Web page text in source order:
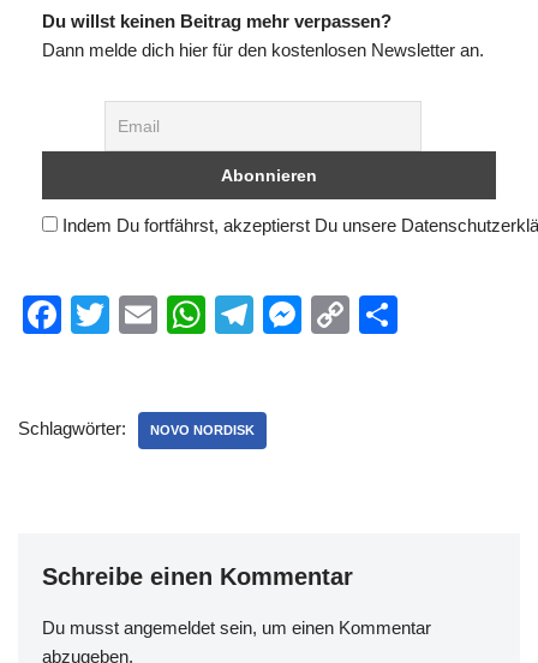
Du willst keinen Beitrag mehr verpassen?
Dann melde dich hier für den kostenlosen Newsletter an.
Indem Du fortfährst, akzeptierst Du unsere
F
e
k
T
er
E
W
s
T
gr
M
C
Schlagwörter: NOVO NORDISK
Schreibe einen Kommentar
Du musst angemeldet sein, um einen Kommentar
abzugeben.